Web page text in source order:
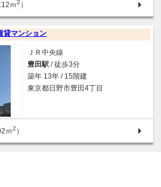
ｍ2 ）
貸マンション
ＪＲ中央線
豊田駅 / 徒歩3分
築年 13年 / 15階建
東京都日野市豊田4丁目
ｍ2 ）